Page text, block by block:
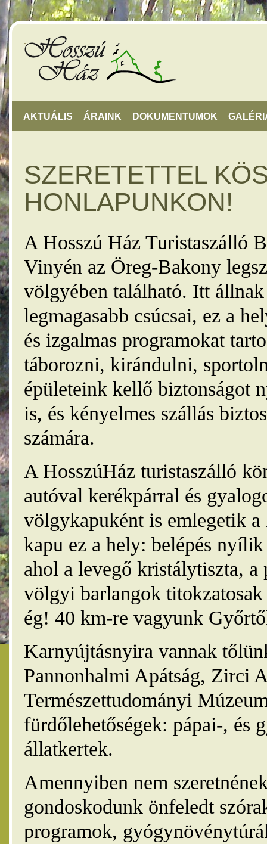
AKTUÁLIS ÁRAINK DOKUMENTUMOK
SZERETETTEL
HONLAPUNKON!
A Hosszú Ház Turistaszálló
Vinyén az Öreg-Bakony
völgyében található. Itt
legmagasabb csúcsai, ez a
és izgalmas programokat
táborozni, kirándulni,
épületeink kellő biztonságot
is, és kényelmes szállás
számára.
A HosszúHáz turistaszálló
autóval kerékpárral és
völgykapuként is emlegetik
kapu ez a hely: belépés
ahol a levegő kristálytiszta, a
völgyi barlangok
ég! 40 km-re vagyunk
Karnyújtásnyira vannak
Pannonhalmi Apátság, Zirci
Természettudományi
fürdőlehetőségek: pápai-, és
állatkertek.
Amennyiben nem
gondoskodunk önfeledt
programok,